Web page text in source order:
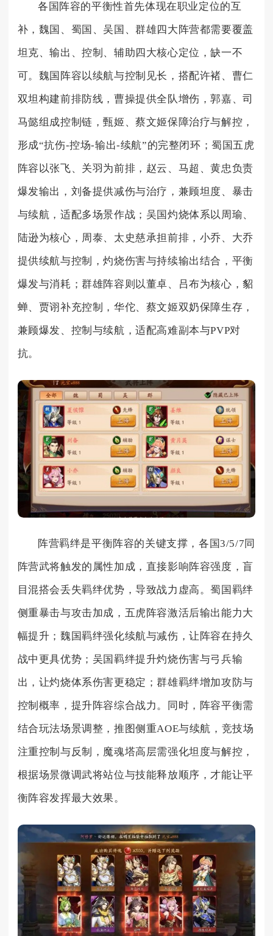
各国阵容的平衡性首先体现在职业定位的互
补，魏国、蜀国、吴国、群雄四大阵营都需要覆盖
坦克、输出、控制、辅助四大核心定位，缺一不
可。魏国阵容以续航与控制见长，搭配许褚、曹仁
双坦构建前排防线，曹操提供全队增伤，郭嘉、司
马懿组成控制链，甄姬、蔡文姬保障治疗与解控，
形成“抗伤-控场-输出-续航”的完整闭环；蜀国五虎
阵容以张飞、关羽为前排，赵云、马超、黄忠负责
爆发输出，刘备提供减伤与治疗，兼顾坦度、暴击
与续航，适配多场景作战；吴国灼烧体系以周瑜、
陆逊为核心，周泰、太史慈承担前排，小乔、大乔
提供续航与控制，灼烧伤害与持续输出结合，平衡
爆发与消耗；群雄阵容则以董卓、吕布为核心，貂
蝉、贾诩补充控制，华佗、蔡文姬双奶保障生存，
兼顾爆发、控制与续航，适配高难副本与PVP对
抗。
阵营羁绊是平衡阵容的关键支撑，各国3/5/7同
阵营武将触发的属性加成，直接影响阵容强度，盲
目混搭会丢失羁绊优势，导致战力虚高。蜀国羁绊
侧重暴击与攻击加成，五虎阵容激活后输出能力大
幅提升；魏国羁绊强化续航与减伤，让阵容在持久
战中更具优势；吴国羁绊提升灼烧伤害与弓兵输
出，让灼烧体系伤害更稳定；群雄羁绊增加攻防与
控制概率，提升阵容综合战力。同时，阵容平衡需
结合玩法场景调整，推图侧重AOE与续航，竞技场
注重控制与反制，魔魂塔高层需强化坦度与解控，
根据场景微调武将站位与技能释放顺序，才能让平
衡阵容发挥最大效果。